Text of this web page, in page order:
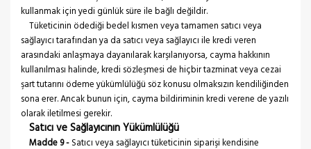
kullanmak için yedi günlük süre ile bağlı değildir.
Tüketicinin ödediği bedel kısmen veya tamamen satıcı veya
sağlayıcı tarafından ya da satıcı veya sağlayıcı ile kredi veren
arasındaki anlaşmaya dayanılarak karşılanıyorsa, cayma hakkının
kullanılması halinde, kredi sözleşmesi de hiçbir tazminat veya cezai
şart tutarını ödeme yükümlülüğü söz konusu olmaksızın kendiliğinden
sona erer. Ancak bunun için, cayma bildiriminin kredi verene de yazılı
olarak iletilmesi gerekir.
Satıcı ve Sağlayıcının Yükümlülüğü
Madde 9 -Satıcı veya sağlayıcı tüketicinin siparişi kendisine